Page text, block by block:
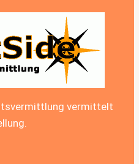
vermittelt